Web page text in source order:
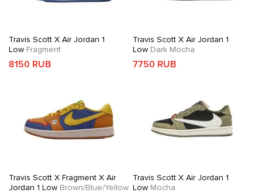
Travis Scott X Air Jordan 1
Low Fragment
8150 RUB
Travis Scott X Air Jordan 1
LowDark Mocha
7750 RUB
Travis Scott X Fragment X Air
Jordan 1 Low Brown/Blue/Yellow
Travis Scott X Air Jordan 1
LowMocha